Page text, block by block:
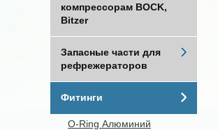
компрессорам BOCK,
Bitzer
Запасные части для
рефрежераторов
Фитинги
O-Ring Алюминий